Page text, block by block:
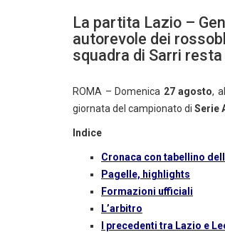
La partita Lazio –
autorevole dei
squadra di Sarri
ROMA – Domenica 27 agosto,
giornata del campionato di Serie
Indice
Cronaca con tabellino
Pagelle, highlights
Formazioni ufficiali
L’arbitro
I precedenti tra Lazio e